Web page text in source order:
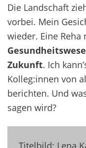
Die Landschaft
vorbei. Mein
wieder. Eine
Zukunft. Ich
Kolleg:innen von
berichten. Und
sagen wird?
Titelbild: Lena